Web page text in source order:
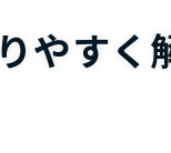
やすく